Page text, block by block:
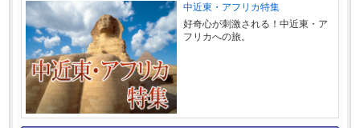
中近東・アフリカ特集
好奇心が刺激される！中近東・ア
フリカへの旅。